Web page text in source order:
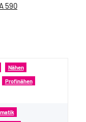
590
Nähen
Profinähen